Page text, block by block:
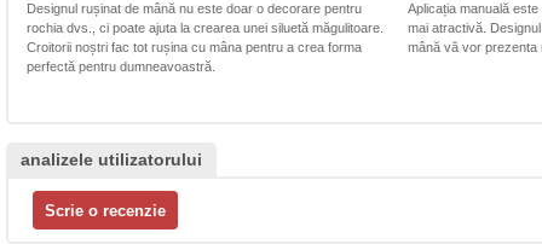
Designul rușinat de mână nu este doar o decorare pentru
rochia dvs., ci poate ajuta la crearea unei siluetă măgulitoare.
Croitorii noștri fac tot rușina cu mâna pentru a crea forma
perfectă pentru dumneavoastră.
Aplicația manuală
mai atractivă.
mână vă vor prezenta
analizele utilizatorului